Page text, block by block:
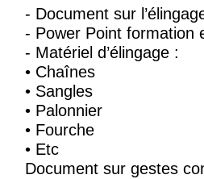
- Document sur
- Power Point formation
- Matériel d’élingage :
• Chaînes
• Sangles
• Palonnier
• Fourche
• Etc
Document sur gestes